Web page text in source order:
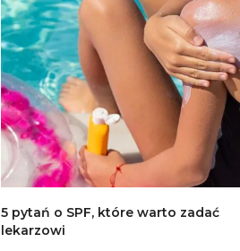
5 pytań o SPF, które warto zadać
lekarzowi